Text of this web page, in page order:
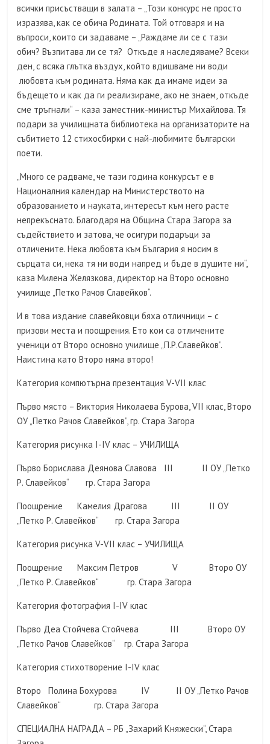
всички присъстващи в залата – „Този конкурс не просто
изразява, как се обича Родината. Той отговаря и на
въпроси, които си задаваме – „Раждаме ли се с тази
обич? Възпитава ли се тя? Откъде я наследяваме? Всеки
ден, с всяка глътка въздух, който вдишваме ни води
любовта към родината. Няма как да имаме идеи за
бъдещето и как да ги реализираме, ако не знаем, откъде
сме тръгнали“ – каза заместник-министър Михайлова. Тя
подари за училищната библиотека на организаторите на
събитието 12 стихосбирки с най-любимите български
поети.
„Много се радваме, че тази година конкурсът е в
Националния календар на Министерството на
образованието и науката, интересът към него расте
непрекъснато. Благодаря на Община Стара Загора за
съдействието и затова, че осигури подаръци за
отличените. Нека любовта към България я носим в
сърцата си, нека тя ни води напред и бъде в душите ни“,
каза Милена Желязкова, директор на Второ основно
училище „Петко Рачов Славейков“.
И в това издание славейковци бяха отличници – с
призови места и поощрения. Ето кои са отличените
ученици от Второ основно училище „П.Р.Славейков”.
Наистина като Второ няма второ!
Категория компютърна презентация V-VII клас
Първо място – Виктория Николаева Бурова, VII клас, Второ
ОУ „Петко Рачов Славейков”, гр. Стара Загора
Категория рисунка I-IV клас – УЧИЛИЩА
Първо Борислава Деянова Славова III II ОУ „Петко
Р. Славейков“ гр. Стара Загора
Поощрение Камелия Драгова III II ОУ
„Петко Р. Славейков“ гр. Стара Загора
Категория рисунка V-VII клас – УЧИЛИЩА
Поощрение Максим Петров V Второ ОУ
„Петко Р. Славейков“ гр. Стара Загора
Категория фотография I-IV клас
Първо Деа Стойчева Стойчева III Второ ОУ
„Петко Рачов Славейков“ гр. Стара Загора
Категория стихотворение I-IV клас
Второ Полина Бохурова IV II ОУ „Петко Рачов
Славейков“ гр. Стара Загора
СПЕЦИАЛНА НАГРАДА – РБ „Захарий Княжески“, Стара